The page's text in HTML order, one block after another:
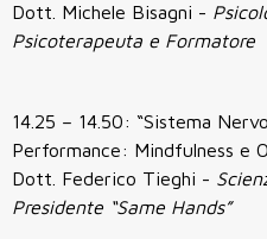
Dott. Michele Bisagni -
Psicoterapeuta e Formatore
14.25 – 14.50: “Sistema
Performance: Mindfulness e
Dott. Federico Tieghi -
Presidente “Same Hands”